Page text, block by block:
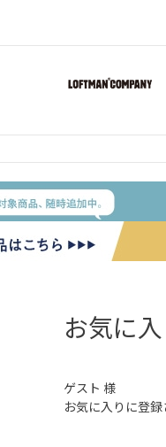
お気に入
ゲスト 様
お気に入りに登録